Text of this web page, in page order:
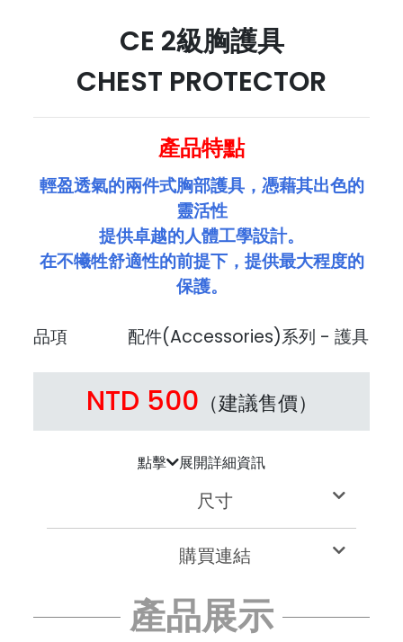
CE 2級胸護具
CHEST PROTECTOR
產品特點
輕盈透氣的兩件式胸部護具，憑藉其出色的
靈活性
提供卓越的人體工學設計。
在不犧牲舒適性的前提下，提供最大程度的
保護。
品項 配件(Accessories)系列 - 護具
NTD 500 （建議售價）
點擊 展開詳細資訊
尺寸
購買連結
產品展示